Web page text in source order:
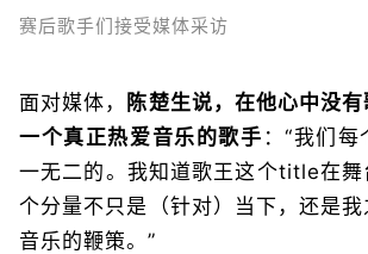
赛后歌手们接受媒体采访
面对媒体，
陈楚生说，在他心中没
一个真正热爱音乐的歌手 ：“我们
一无二的。我知道歌王这个title在舞
个分量不只是（针对）当下，还是
音乐的鞭策。”